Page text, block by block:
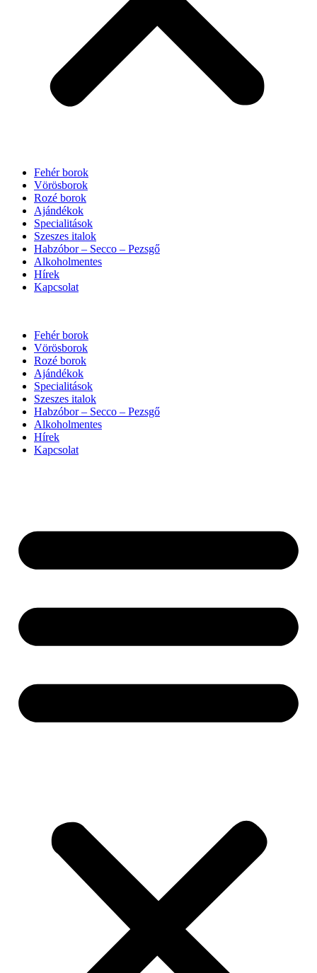
Fehér borok
Vörösborok
Rozé borok
Ajándékok
Specialitások
Szeszes italok
Habzóbor – Secco – Pezsgő
Alkoholmentes
Hírek
Kapcsolat
Fehér borok
Vörösborok
Rozé borok
Ajándékok
Specialitások
Szeszes italok
Habzóbor – Secco – Pezsgő
Alkoholmentes
Hírek
Kapcsolat